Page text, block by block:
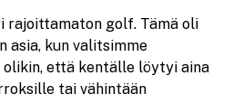
rajoittamaton golf. Tämä oli
asia, kun valitsimme
olikin, että kentälle löytyi aina
tai vähintään